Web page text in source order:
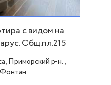
с видом на
Общ.пл.215
Приморский р-н.,